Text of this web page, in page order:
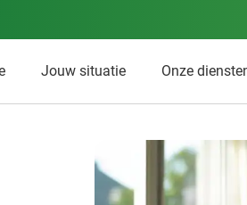
Jouw situatie Onze